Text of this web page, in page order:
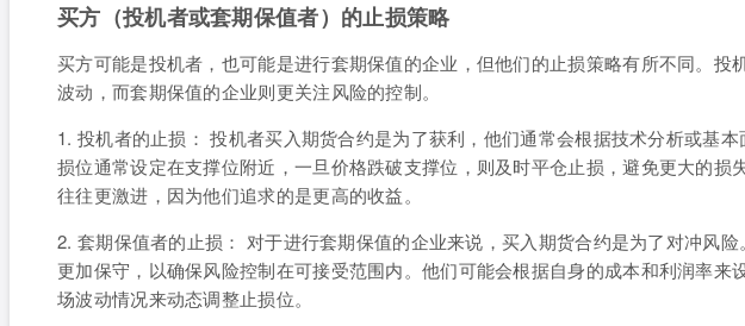
买方（投机者或套期保值者）的止损策略
买方可能是投机者，也可能是进行套期保值的企业，但他们的止损策略有所不同。投
波动，而套期保值的企业则更关注风险的控制。
1. 投机者的止损： 投机者买入期货合约是为了获利，他们通常会根据技术分析或基
损位通常设定在支撑位附近，一旦价格跌破支撑位，则及时平仓止损，避免更大的损
往往更激进，因为他们追求的是更高的收益。
2. 套期保值者的止损： 对于进行套期保值的企业来说，买入期货合约是为了对冲风
更加保守，以确保风险控制在可接受范围内。他们可能会根据自身的成本和利润率来
场波动情况来动态调整止损位。